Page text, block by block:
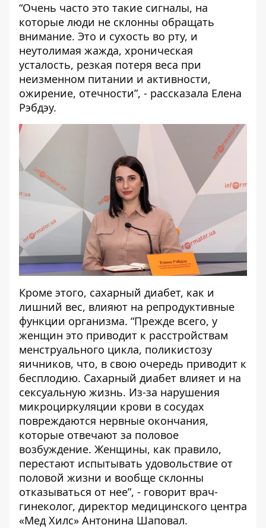
“Очень часто это такие сигналы, на
которые люди не склонны обращать
внимание. Это и сухость во рту, и
неутолимая жажда, хроническая
усталость, резкая потеря веса при
неизменном питании и активности,
ожирение, отечности”, - рассказала Елена
Рэбдэу.
Кроме этого, сахарный диабет, как и
лишний вес, влияют на репродуктивные
функции организма. “Прежде всего, у
женщин это приводит к расстройствам
менструального цикла, поликистозу
яичников, что, в свою очередь приводит к
бесплодию. Сахарный диабет влияет и на
сексуальную жизнь. Из-за нарушения
микроциркуляции крови в сосудах
повреждаются нервные окончания,
которые отвечают за половое
возбуждение. Женщины, как правило,
перестают испытывать удовольствие от
половой жизни и вообще склонны
отказываться от нее”, - говорит врач-
гинеколог, директор медицинского центра
«Мед Хилс» Антонина Шаповал.